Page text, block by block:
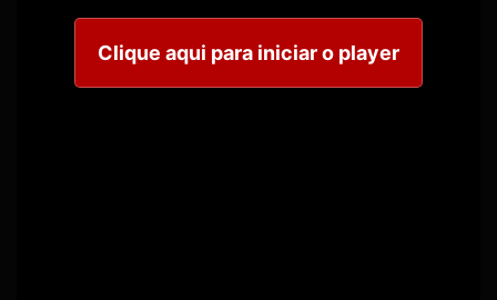
Clique aqui para iniciar o player